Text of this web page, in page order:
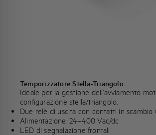
Temporizzatore Stella-Triangolo
Ideale per la gestione dell’avviamento
configurazione stella/triangolo.
Due relè di uscita con contatti in scambio
Alimentazione: 24–400 Vac/dc
LED di segnalazione frontali